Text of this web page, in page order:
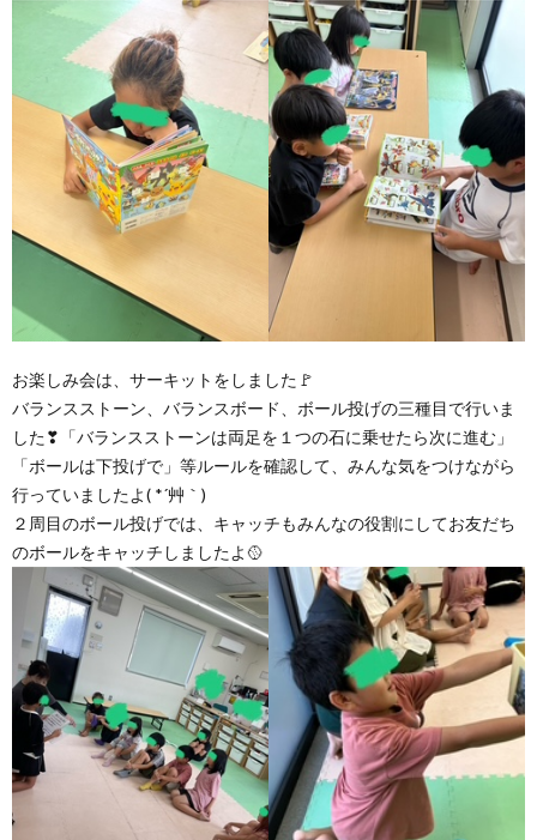
お楽しみ会は、サーキットをしました🚩
バランスストーン、バランスボード、ボール投げの三種目で行いま
した❣「バランスストーンは両足を１つの石に乗せたら次に進む」
「ボールは下投げで」等ルールを確認して、みんな気をつけながら
行っていましたよ( *´艸｀)
２周目のボール投げでは、キャッチもみんなの役割にしてお友だち
のボールをキャッチしましたよ🥎